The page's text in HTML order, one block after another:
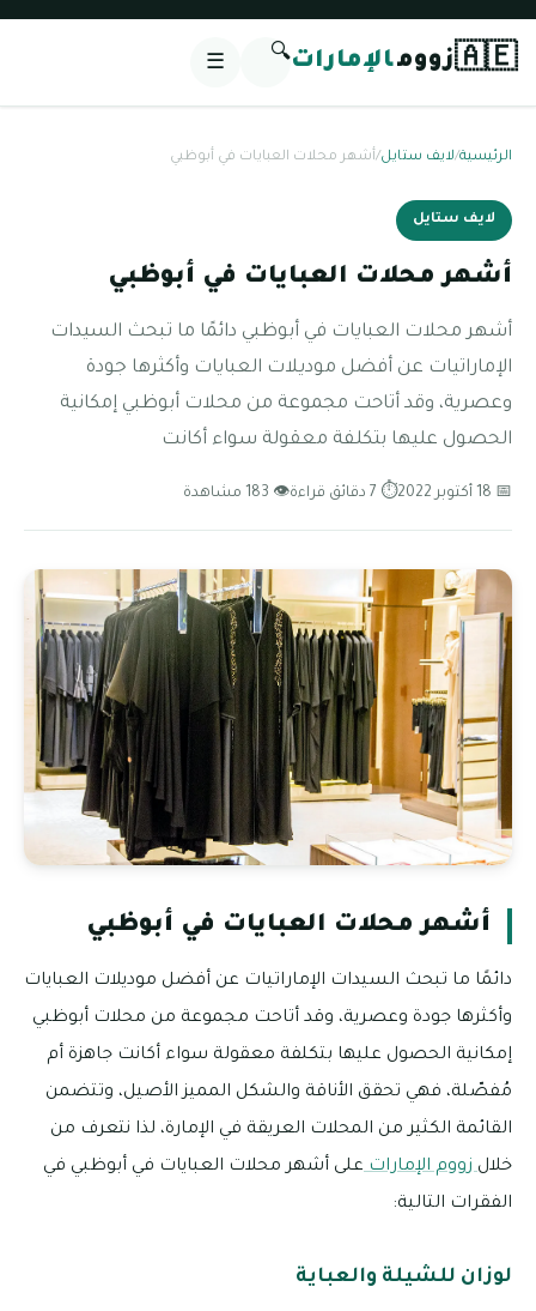
🇦🇪زوومالإمارات🔍
☰
الرئيسية/لايف ستايل/أشهر محلات العبايات في أبوظبي
لايف ستايل
أشهر محلات العبايات في أبوظبي
أشهر محلات العبايات في أبوظبي دائمًا ما تبحث السيدات
الإماراتيات عن أفضل موديلات العبايات وأكثرها جودة
وعصرية، وقد أتاحت مجموعة من محلات أبوظبي إمكانية
الحصول عليها بتكلفة معقولة سواء أكانت
📅 18 أكتوبر 2022 ⏱ 7 دقائق قراءة 👁 183 مشاهدة
أشهر محلات العبايات في أبوظبي
دائمًا ما تبحث السيدات الإماراتيات عن أفضل موديلات العبايات
وأكثرها جودة وعصرية، وقد أتاحت مجموعة من محلات أبوظبي
إمكانية الحصول عليها بتكلفة معقولة سواء أكانت جاهزة أم
مُفصّلة، فهي تحقق الأناقة والشكل المميز الأصيل، وتتضمن
القائمة الكثير من المحلات العريقة في الإمارة، لذا نتعرف من
خلالزووم الإماراتعلى أشهر محلات العبايات في أبوظبي في
الفقرات التالية:
لوزان للشيلة والعباية